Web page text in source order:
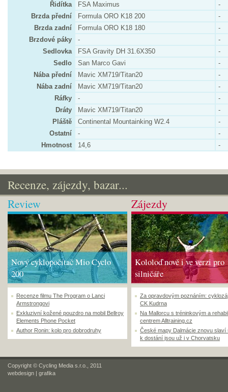
Řidítka
FSA Maximus
-
Brzda přední
Formula ORO K18 200
-
Brzda zadní
Formula ORO K18 180
-
Brzdové páky
-
-
Sedlovka
FSA Gravity DH 31.6X350
-
Sedlo
San Marco Gavi
-
Nába přední
Mavic XM719/Titan20
-
Nába zadní
Mavic XM719/Titan20
-
Ráfky
-
-
Dráty
Mavic XM719/Titan20
-
Pláště
Continental Mountainking W2.4
-
Ostatní
-
-
Hmotnost
14,6 -
Recenze, zájezdy, bazar...
Review
Nový cyklopočítač Mio Cyclo
200
Recenze filmu The Program o Lanci
Armstrongovi
Exkluzivní kožené pouzdro na mobil Bellroy
Elements Phone Pocket
Author Ronin: kolo pro dobrodruhy
Zájezdy
Kololoď nově i ve verzi pro
silničáře
Za opravdovým poznáním:
CK Kudrna
Na Mallorcu s tréninkovým a
centrem Alltraining.cz
České mapy Dalmácie znovu slaví
k dostání jsou už i v Chorvatsku
Copyright © Cycling Media s.r.o., 2011
webdesign | grafika